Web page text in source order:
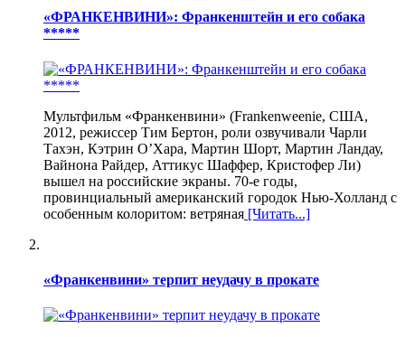
«ФРАНКЕНВИНИ»: Франкенштейн и его собака
*****
Мультфильм «Франкенвини» (Frankenweenie, США,
2012, режиссер Тим Бертон, роли озвучивали Чарли
Тахэн, Кэтрин О’Хара, Мартин Шорт, Мартин Ландау,
Вайнона Райдер, Аттикус Шаффер, Кристофер Ли)
вышел на российские экраны. 70-е годы,
провинциальный американский городок Нью-Холланд с
особенным колоритом: ветряная [Читать...]
«Франкенвини» терпит неудачу в прокате